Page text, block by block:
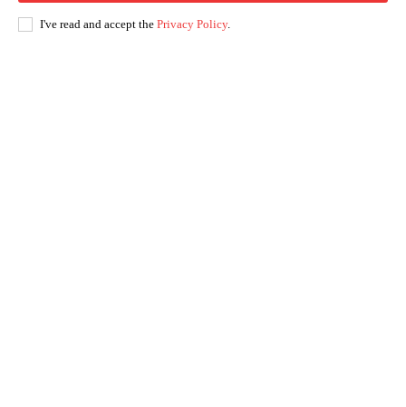
I've read and accept the Privacy Policy.